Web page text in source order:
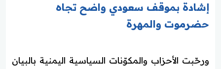
إشادة بموقف سعودي واضح تجاه
حضرموت والمهرة
ورحّبت الأحزاب والمكوّنات السياسية اليمنية بالبيان